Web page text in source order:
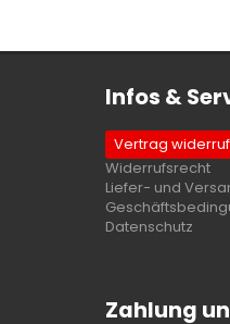
Infos &
Vertrag
Widerrufsrecht
Liefer- und
Datenschutz
Zahlung